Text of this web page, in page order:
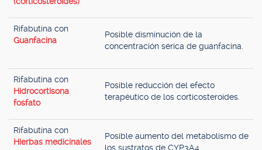
Rifabutina con
Guanfacina
Posible disminución de la
concentración sérica de guanfacina.
Rifabutina con
Hidrocortisona
fosfato
Posible reducción del efecto
terapéutico de los corticosteroides.
Rifabutina con
Hierbas medicinales
Posible aumento del metabolismo de
los sustratos de CYP3A4.